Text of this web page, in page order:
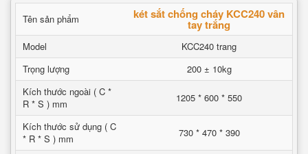
Tên sản phẩm két sắt chống cháy KCC240 vân
tay trắng
Model
KCC240 trang
Trọng lượng
200 ± 10kg
Kích thước ngoài ( C *
R * S ) mm
1205 * 600 * 550
Kích thước sử dụng ( C
* R * S ) mm
730 * 470 * 390